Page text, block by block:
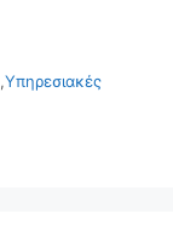
,Υπηρεσιακές